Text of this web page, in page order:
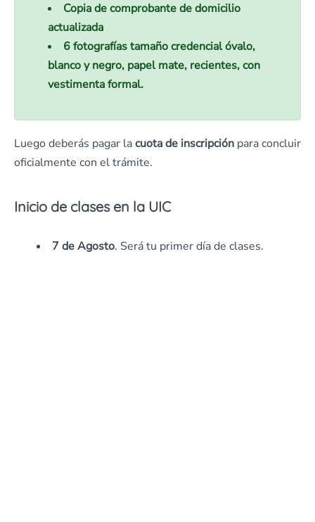
Copia de comprobante de domicilio
actualizada
6 fotografías tamaño credencial óvalo,
blanco y negro, papel mate, recientes, con
vestimenta formal.
Luego deberás pagar lacuota de inscripción para concluir
oficialmente con el trámite.
Inicio de clases en la UIC
7 de Agosto. Será tu primer día de clases.